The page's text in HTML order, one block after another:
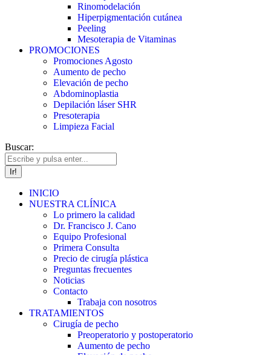
Rinomodelación
Hiperpigmentación cutánea
Peeling
Mesoterapia de Vitaminas
PROMOCIONES
Promociones Agosto
Aumento de pecho
Elevación de pecho
Abdominoplastia
Depilación láser SHR
Presoterapia
Limpieza Facial
Buscar:
INICIO
NUESTRA CLÍNICA
Lo primero la calidad
Dr. Francisco J. Cano
Equipo Profesional
Primera Consulta
Precio de cirugía plástica
Preguntas frecuentes
Noticias
Contacto
Trabaja con nosotros
TRATAMIENTOS
Cirugía de pecho
Preoperatorio y postoperatorio
Aumento de pecho